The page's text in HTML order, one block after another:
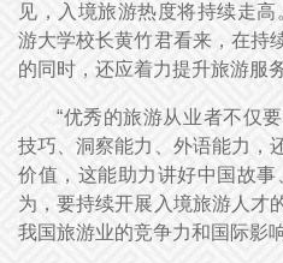
见，入境旅游热度将持续走
游大学校长黄竹君看来，在持
的同时，还应着力提升旅游服
“优秀的旅游从业者不仅
技巧、洞察能力、外语能力，
价值，这能助力讲好中国故事
为，要持续开展入境旅游人才
我国旅游业的竞争力和国际影响